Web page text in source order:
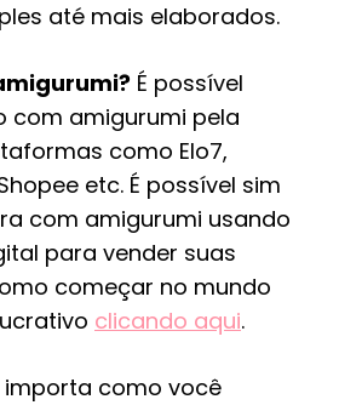
até mais elaborados.
É possível
com amigurumi pela
como Elo7,
etc. É possível sim
com amigurumi usando
para vender suas
começar no mundo
clicando aqui.
importa como você